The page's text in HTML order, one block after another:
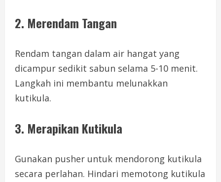
2. Merendam Tangan
Rendam tangan dalam air hangat yang
dicampur sedikit sabun selama 5-10 menit.
Langkah ini membantu melunakkan
kutikula.
3. Merapikan Kutikula
Gunakan pusher untuk mendorong kutikula
secara perlahan. Hindari memotong kutikula